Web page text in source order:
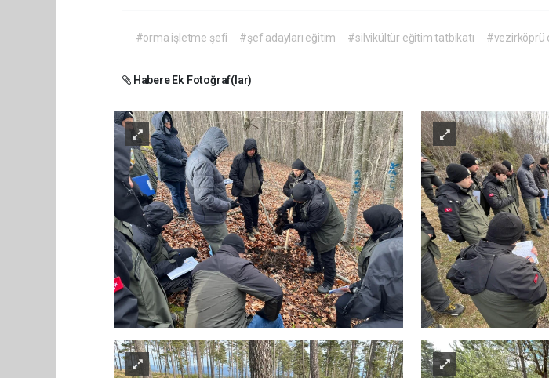
#orma işletme şefi #şef adayları eğitim #silvikültür eğitim tatbikatı #vezirköprü
Habere Ek Fotoğraf(lar)